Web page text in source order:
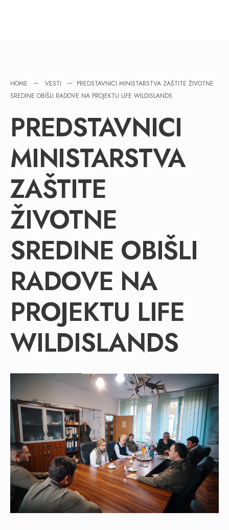
HOME VESTI
PREDSTAVNICI MINISTARSTVA ZAŠTITE ŽIVOTNE
SREDINE OBIŠLI RADOVE NA PROJEKTU LIFE WILDISLANDS
PREDSTAVNICI
MINISTARSTVA
ZAŠTITE
ŽIVOTNE
SREDINE OBIŠLI
RADOVE NA
PROJEKTU LIFE
WILDISLANDS